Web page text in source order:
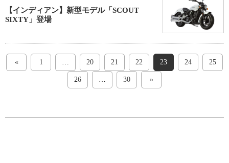
【インディアン】新型モデル「SCOUT
SIXTY」登場
« 1 … 20 21 22 23 24 25
26 … 30 »